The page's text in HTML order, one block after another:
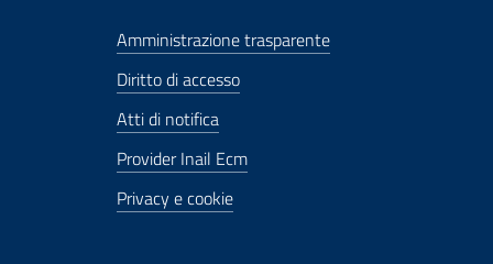
Amministrazione trasparente
Diritto di accesso
Atti di notifica
Provider Inail Ecm
Privacy e cookie